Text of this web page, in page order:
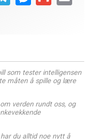
som tester intelligensen
måten å spille og lære
verden rundt oss, og
du alltid noe nytt å